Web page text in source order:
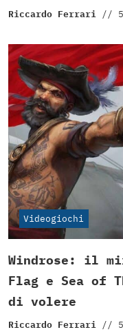
Riccardo Ferrari //
Videogiochi
Windrose: il
Flag e Sea of
di volere
Riccardo Ferrari //